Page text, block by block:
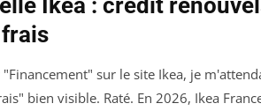
sur le site Ikea, je
bien visible. Raté. En 2026, Ikea